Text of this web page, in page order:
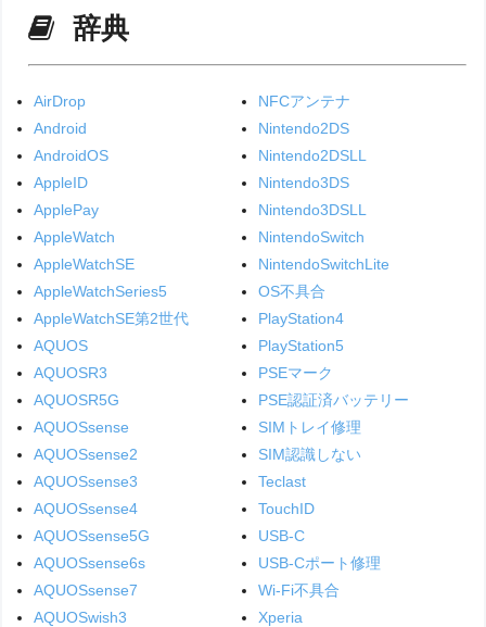
辞典
AirDrop
Android
AndroidOS
AppleID
ApplePay
AppleWatch
AppleWatchSE
AppleWatchSeries5
AppleWatchSE第2世代
AQUOS
AQUOSR3
AQUOSR5G
AQUOSsense
AQUOSsense2
AQUOSsense3
AQUOSsense4
AQUOSsense5G
AQUOSsense6s
AQUOSsense7
AQUOSwish3
NFCアンテナ
Nintendo2DS
Nintendo2DSLL
Nintendo3DS
Nintendo3DSLL
NintendoSwitch
NintendoSwitchLite
OS不具合
PlayStation4
PlayStation5
PSEマーク
PSE認証済バッテリー
SIMトレイ修理
SIM認識しない
Teclast
TouchID
USB-C
USB-Cポート修理
Wi-Fi不具合
Xperia